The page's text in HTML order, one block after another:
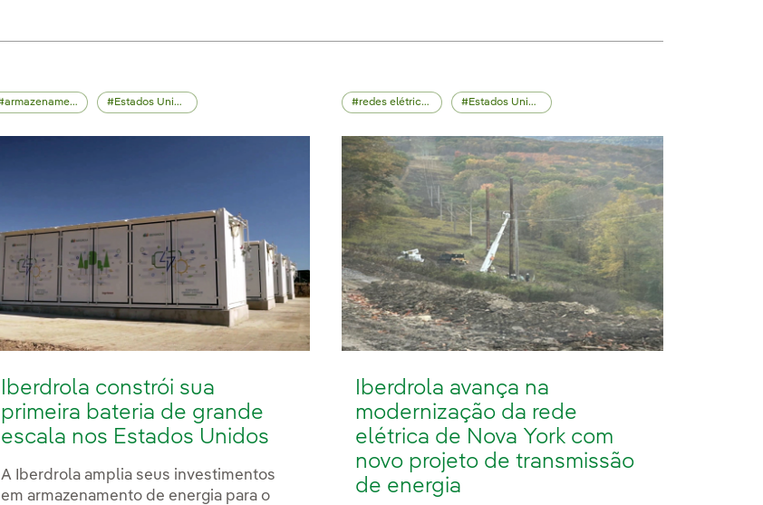
armazenamento energético Estados Unidos
Iberdrola constrói sua
primeira bateria de grande
escala nos Estados Unidos
A Iberdrola amplia seus investimentos
em armazenamento de energia para o
redes elétricas Estados Unidos
Iberdrola avança na
modernização da rede
elétrica de Nova York com
novo projeto de transmissão
de energia